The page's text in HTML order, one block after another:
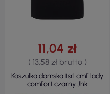
11,04 zł
( 13,58 zł brutto )
Koszulka damska tsrl cmf lady
comfort czarny Jhk